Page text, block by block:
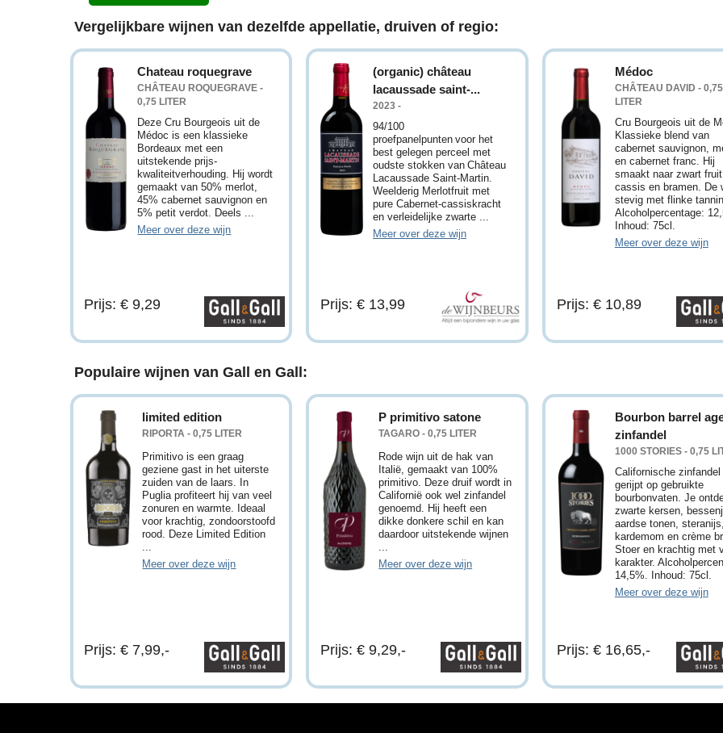
Vergelijkbare wijnen van dezelfde appellatie, druiven of regio:
Chateau roquegrave
CHÂTEAU ROQUEGRAVE -
0,75 LITER
Deze Cru Bourgeois uit de
Médoc is een klassieke
Bordeaux met een
uitstekende prijs-
kwaliteitverhouding. Hij wordt
gemaakt van 50% merlot,
45% cabernet sauvignon en
5% petit verdot. Deels ...
Meer over deze wijn
Prijs: € 9,29
(organic) château
lacaussade saint-...
2023 -
94/100
proefpanelpunten voor het
best gelegen perceel met
oudste stokken van Château
Lacaussade Saint-Martin.
Weelderig Merlotfruit met
pure Cabernet-cassiskracht
en verleidelijke zwarte ...
Meer over deze wijn
Prijs: € 13,99
Médoc
CHÂTEAU DAVID - 0,75
LITER
Cru Bourgeois uit de
Klassieke blend van
cabernet sauvignon,
en cabernet franc. Hij
smaakt naar zwart
cassis en bramen. De
stevig met flinke
Alcoholpercentage:
Inhoud: 75cl.
Meer over deze wijn
Prijs: € 10,89
Populaire wijnen van Gall en Gall:
limited edition
RIPORTA - 0,75 LITER
Primitivo is een graag
geziene gast in het uiterste
zuiden van de laars. In
Puglia profiteert hij van veel
zonuren en warmte. Ideaal
voor krachtig, zondoorstoofd
rood. Deze Limited Edition
Meer over deze wijn
Prijs: € 7,99,-
P primitivo satone
TAGARO - 0,75 LITER
Rode wijn uit de hak van
Italië, gemaakt van 100%
primitivo. Deze druif wordt in
Californië ook wel zinfandel
genoemd. Hij heeft een
dikke donkere schil en kan
daardoor uitstekende wijnen
Meer over deze wijn
Prijs: € 9,29,-
Bourbon barrel
zinfandel
1000 STORIES - 0,75
Californische zinfandel
gerijpt op gebruikte
bourbonvaten. Je
zwarte kersen,
aardse tonen,
kardemom en crème
Stoer en krachtig met
karakter.
14,5%. Inhoud: 75cl.
Meer over deze wijn
Prijs: € 16,65,-